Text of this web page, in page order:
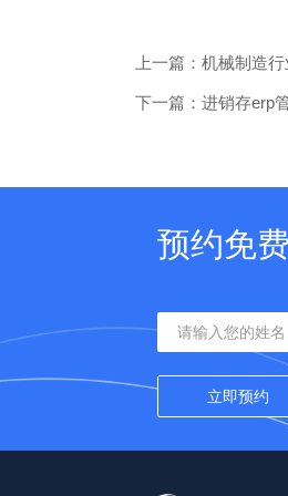
上一篇：机械制造
下一篇：进销存erp
预约免